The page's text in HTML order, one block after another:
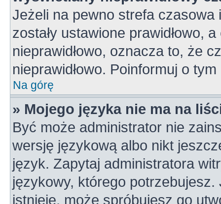
Jeżeli na pewno strefa
zostały ustawione prawidłowo,
nieprawidłowo, oznacza to, że
nieprawidłowo. Poinformuj o
Na górę
» Mojego języka nie ma na
Być może administrator nie
wersję językową albo nikt
język. Zapytaj administratora
językowy, którego
istnieje, może spróbujesz go